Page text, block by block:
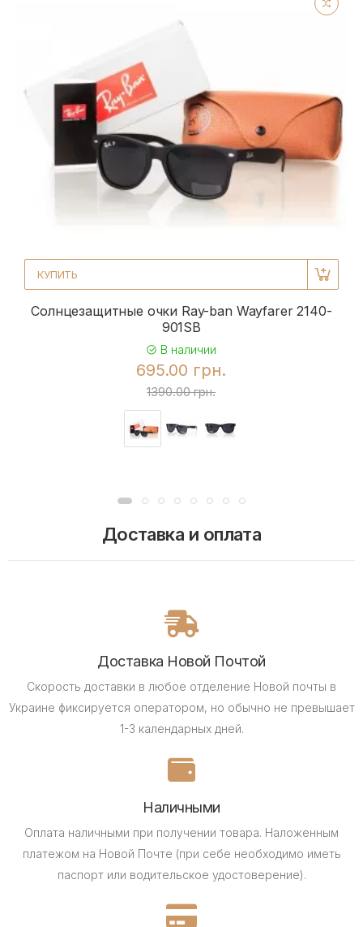
КУПИТЬ
Солнцезащитные очки Ray-ban Wayfarer 2140-
901SB
В наличии
695.00 грн.
1390.00 грн.
Доставка и оплата
Доставка Новой Почтой
Скорость доставки в любое отделение Новой почты в
Украине фиксируется оператором, но обычно не превышает
1-3 календарных дней.
Наличными
Оплата наличными при получении товара. Наложенным
платежом на Новой Почте (при себе необходимо иметь
паспорт или водительское удостоверение).